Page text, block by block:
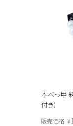
本べっ甲
付き）
販売価格 ¥